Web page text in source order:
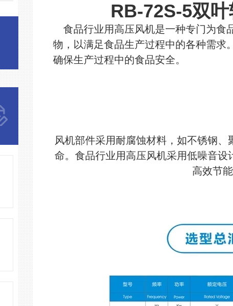
RB-72S-5双
食品行业用高压风机是一种专门为食
物，以满足食品生产过程中的各种需求
确保生产过程中的食品安全。
风机部件采用耐腐蚀材料，如不锈钢
命。食品行业用高压风机采用低噪音设
高效节